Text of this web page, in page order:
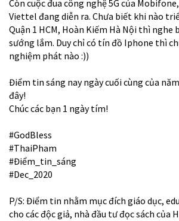
Còn cuộc đua công nghệ 5G của
Viettel đang diễn ra. Chưa biết khi nào
Quận 1 HCM, Hoàn Kiếm Hà Nội thì nghe
sướng lắm. Duy chỉ có tín đồ Iphone thì
nghiệm phát nào :))
Điểm tin sáng nay ngày cuối cùng của
đây!
Chúc các bạn 1 ngày tím!
#GodBless
#ThaiPham
#Điểm_tin_sáng
#Dec_2020
P/S: Điểm tin nhằm mục đích giáo dục,
cho các độc giả, nhà đầu tư đọc sách của